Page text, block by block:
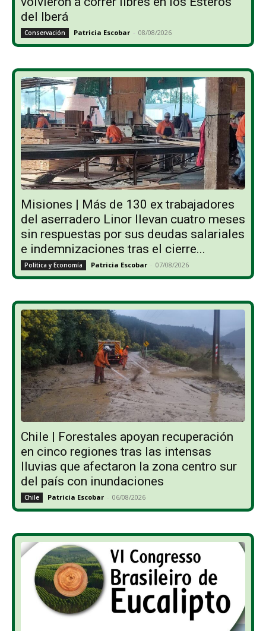
del Iberá
Conservación Patricia Escobar - 08/08/2026
Misiones | Más de 130 ex trabajadores
del aserradero Linor llevan cuatro meses
sin respuestas por sus deudas salariales
e indemnizaciones tras el cierre...
Política y Economía Patricia Escobar - 07/08/2026
Chile | Forestales apoyan recuperación
en cinco regiones tras las intensas
lluvias que afectaron la zona centro sur
del país con inundaciones
Chile Patricia Escobar - 06/08/2026